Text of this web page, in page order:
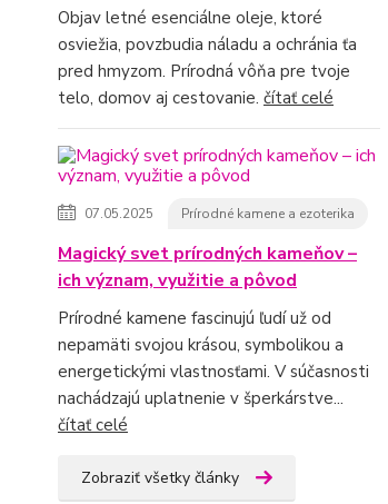
Objav letné esenciálne oleje, ktoré
osviežia, povzbudia náladu a ochránia ťa
pred hmyzom. Prírodná vôňa pre tvoje
telo, domov aj cestovanie. čítať celé
07.05.2025 Prírodné kamene a ezoterika
Magický svet prírodných kameňov –
ich význam, využitie a pôvod
Prírodné kamene fascinujú ľudí už od
nepamäti svojou krásou, symbolikou a
energetickými vlastnosťami. V súčasnosti
nachádzajú uplatnenie v šperkárstve...
čítať celé
Zobraziť všetky články